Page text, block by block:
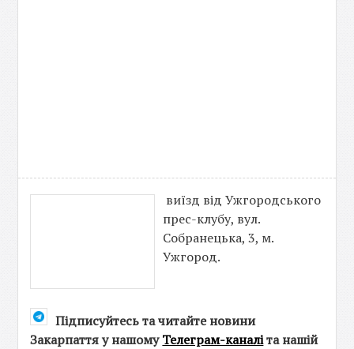
виїзд від Ужгородського
прес-клубу, вул.
Собранецька, 3, м.
Ужгород.
Підписуйтесь та читайте новини
Закарпаття у нашомуТелеграм-каналіта нашій